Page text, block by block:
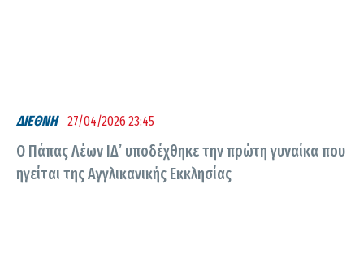
ΔΙΕΘΝΗ 27/04/2026 23:45
Ο Πάπας Λέων ΙΔ’ υποδέχθηκε την πρώτη γυναίκα που
ηγείται της Αγγλικανικής Εκκλησίας